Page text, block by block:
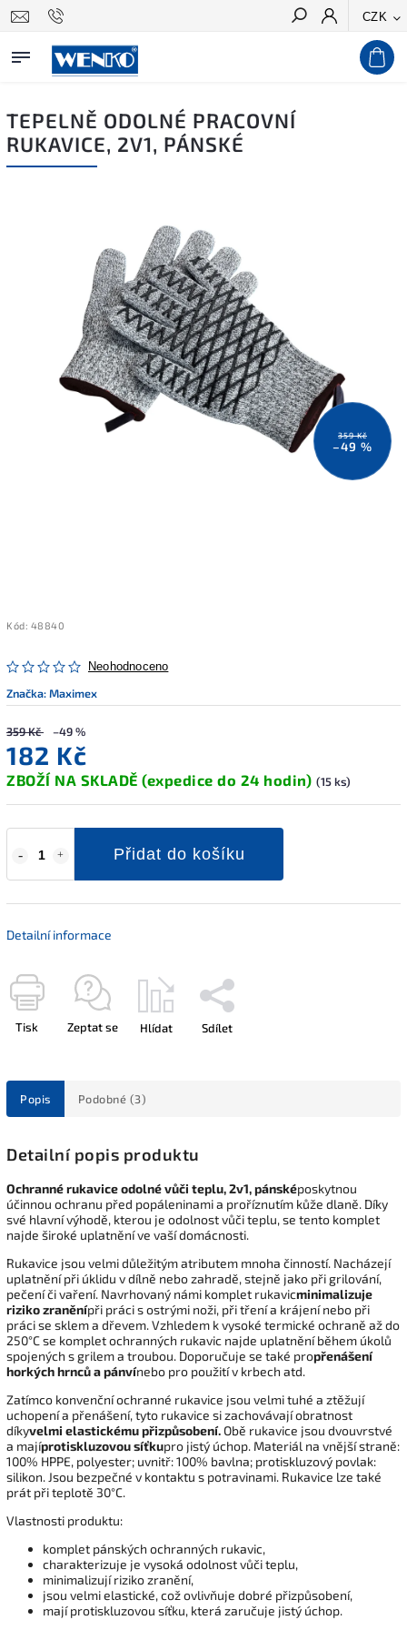
CZK
Hledat
TEPELNĚ ODOLNÉ PRACOVNÍ
RUKAVICE, 2V1, PÁNSKÉ
359 Kč
–49 %
Kód: 48840
Neohodnoceno
Značka:Maximex
359 Kč –49 %
182 Kč
ZBOŽÍ NA SKLADĚ (expedice do 24 hodin) (15 ks)
Přidat do košíku
Detailní informace
Tisk Zeptat se Hlídat Sdílet
Popis Podobné (3)
Detailní popis produktu
Ochranné rukavice odolné vůči teplu, 2v1, pánsképoskytnou
účinnou ochranu před popáleninami a proříznutím kůže dlaně. Díky
své hlavní výhodě, kterou je odolnost vůči teplu, se tento komplet
najde široké uplatnění ve vaší domácnosti.
Rukavice jsou velmi důležitým atributem mnoha činností. Nacházejí
uplatnění při úklidu v dílně nebo zahradě, stejně jako při grilování,
pečení či vaření. Navrhovaný námi komplet rukavicminimalizuje
riziko zraněnípři práci s ostrými noži, při tření a krájení nebo při
práci se sklem a dřevem. Vzhledem k vysoké termické ochraně až do
250°C se komplet ochranných rukavic najde uplatnění během úkolů
spojených s grilem a troubou. Doporučuje se také propřenášení
horkých hrnců a pánvínebo pro použití v krbech atd.
Zatímco konvenční ochranné rukavice jsou velmi tuhé a ztěžují
uchopení a přenášení, tyto rukavice si zachovávají obratnost
díkyvelmi elastickému přizpůsobení.Obě rukavice jsou dvouvrstvé
a majíprotiskluzovou síťkupro jistý úchop. Materiál na vnější straně:
100% HPPE, polyester; uvnitř: 100% bavlna; protiskluzový povlak:
silikon. Jsou bezpečné v kontaktu s potravinami. Rukavice lze také
prát při teplotě 30°C.
Vlastnosti produktu:
komplet pánských ochranných rukavic,
charakterizuje je vysoká odolnost vůči teplu,
minimalizují riziko zranění,
jsou velmi elastické, což ovlivňuje dobré přizpůsobení,
mají protiskluzovou síťku, která zaručuje jistý úchop.